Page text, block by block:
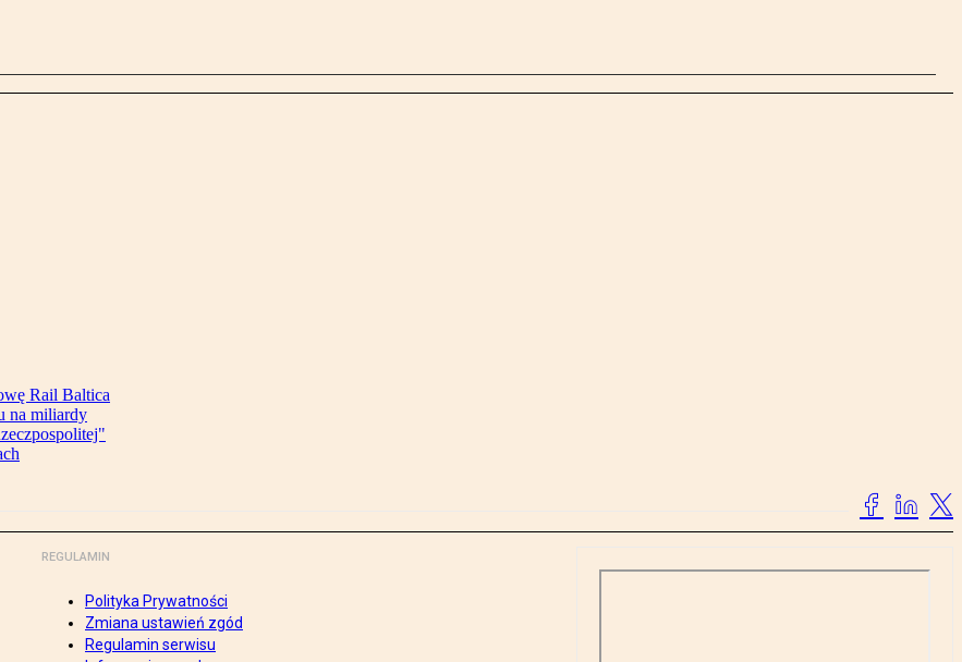
Rail Baltica
na miliardy
REGULAMIN
Polityka Prywatności
Zmiana ustawień zgód
Regulamin serwisu